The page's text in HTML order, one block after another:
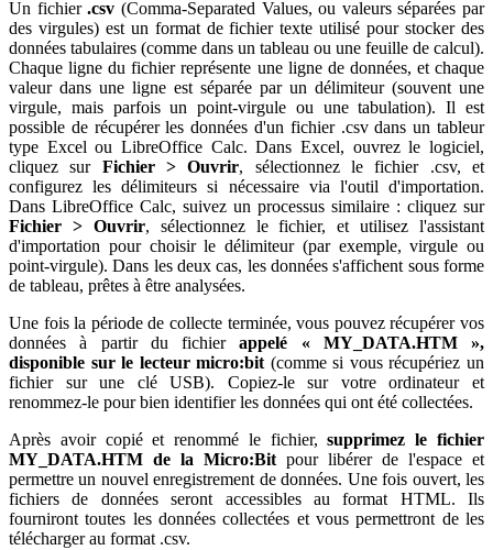
Un fichier.csv (Comma-Separated Values, ou valeurs séparées par
des virgules) est un format de fichier texte utilisé pour stocker des
données tabulaires (comme dans un tableau ou une feuille de calcul).
Chaque ligne du fichier représente une ligne de données, et chaque
valeur dans une ligne est séparée par un délimiteur (souvent une
virgule, mais parfois un point-virgule ou une tabulation). Il est
possible de récupérer les données d'un fichier .csv dans un tableur
type Excel ou LibreOffice Calc. Dans Excel, ouvrez le logiciel,
cliquez sur Fichier > Ouvrir, sélectionnez le fichier .csv, et
configurez les délimiteurs si nécessaire via l'outil d'importation.
Dans LibreOffice Calc, suivez un processus similaire : cliquez sur
Fichier > Ouvrir, sélectionnez le fichier, et utilisez l'assistant
d'importation pour choisir le délimiteur (par exemple, virgule ou
point-virgule). Dans les deux cas, les données s'affichent sous forme
de tableau, prêtes à être analysées.
Une fois la période de collecte terminée, vous pouvez récupérer vos
données à partir du fichierappelé « MY_DATA.HTM »,
disponible sur le lecteur micro:bit (comme si vous récupériez un
fichier sur une clé USB). Copiez-le sur votre ordinateur et
renommez-le pour bien identifier les données qui ont été collectées.
Après avoir copié et renommé le fichier,supprimez le fichier
MY_DATA.HTM de la Micro:Bit pour libérer de l'espace et
permettre un nouvel enregistrement de données. Une fois ouvert, les
fichiers de données seront accessibles au format HTML. Ils
fourniront toutes les données collectées et vous permettront de les
télécharger au format .csv.